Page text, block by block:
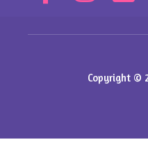
Copyright ©